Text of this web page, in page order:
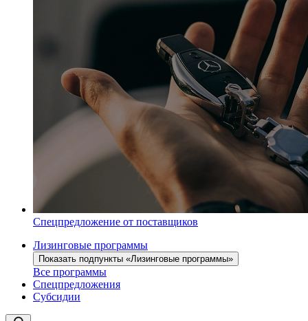
Спецпредложение от поставщиков
Лизинговые программы
Показать подпункты «Лизинговые программы»
Все программы
Спецпредложения
Субсидии